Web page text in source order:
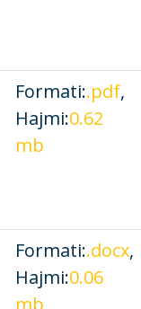
Formati:.pdf,
Hajmi:0.62
mb
Formati:.docx,
Hajmi:0.06
mb